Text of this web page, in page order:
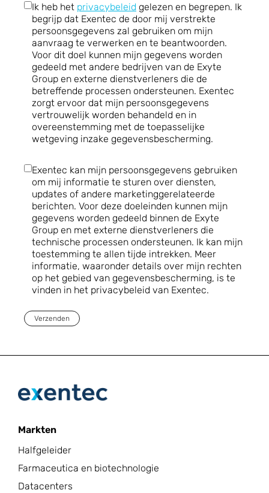
Ik heb het privacybeleid gelezen en begrepen. Ik
begrijp dat Exentec de door mij verstrekte
persoonsgegevens zal gebruiken om mijn
aanvraag te verwerken en te beantwoorden.
Voor dit doel kunnen mijn gegevens worden
gedeeld met andere bedrijven van de Exyte
Group en externe dienstverleners die de
betreffende processen ondersteunen. Exentec
zorgt ervoor dat mijn persoonsgegevens
vertrouwelijk worden behandeld en in
overeenstemming met de toepasselijke
wetgeving inzake gegevensbescherming.
Exentec kan mijn persoonsgegevens gebruiken
om mij informatie te sturen over diensten,
updates of andere marketinggerelateerde
berichten. Voor deze doeleinden kunnen mijn
gegevens worden gedeeld binnen de Exyte
Group en met externe dienstverleners die
technische processen ondersteunen. Ik kan mijn
toestemming te allen tijde intrekken. Meer
informatie, waaronder details over mijn rechten
op het gebied van gegevensbescherming, is te
vinden in het privacybeleid van Exentec.
Verzenden
Markten
Halfgeleider
Farmaceutica en biotechnologie
Datacenters